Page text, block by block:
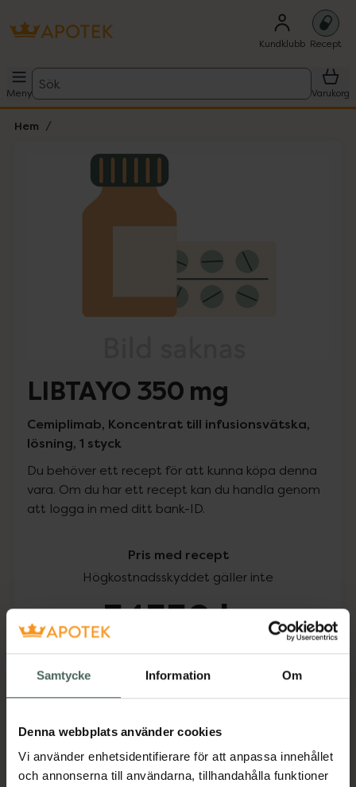
Samtycke Information Om
Denna webbplats använder cookies
Vi använder enhetsidentifierare för att anpassa innehållet
och annonserna till användarna, tillhandahålla funktioner
Kundklubb Recept
Meny
Sök
Varukorg
Hem
Lista: . Innehåller 1 objekt.
LIBTAYO 350 mg
Cemiplimab, Koncentrat till infusionsvätska,
lösning, 1 styck
Du behöver ett recept för att kunna köpa denna
vara. Om du har ett recept kan du handla genom
att logga in med ditt bank-ID.
Pris med recept
Högkostnadsskyddet gäller inte
54550 kr
I apotek:54550 kr
Aktuella erbjudanden